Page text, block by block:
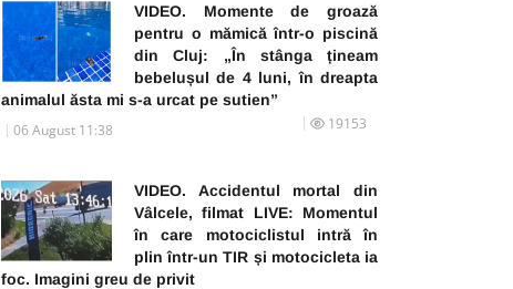
VIDEO. Momente de groază
pentru o mămică într-o piscină
din Cluj: „În stânga țineam
bebelușul de 4 luni, în dreapta
animalul ăsta mi s-a urcat pe sutien”
06 August 11:38 19153
VIDEO. Accidentul mortal din
Vâlcele, filmat LIVE: Momentul
în care motociclistul intră în
plin într-un TIR și motocicleta ia
foc. Imagini greu de privit